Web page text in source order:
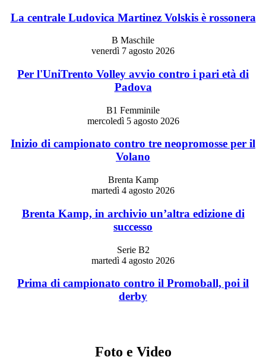
La centrale Ludovica Martinez Volskis è rossonera
B Maschile
venerdì 7 agosto 2026
Per l'UniTrento Volley avvio contro i pari età di
Padova
B1 Femminile
mercoledì 5 agosto 2026
Inizio di campionato contro tre neopromosse per il
Volano
Brenta Kamp
martedì 4 agosto 2026
Brenta Kamp, in archivio un’altra edizione di
successo
Serie B2
martedì 4 agosto 2026
Prima di campionato contro il Promoball, poi il
derby
Foto e Video